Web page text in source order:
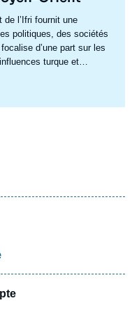
de l’Ifri fournit une
politiques, des sociétés
d’une part sur les
turque et
au Maghreb